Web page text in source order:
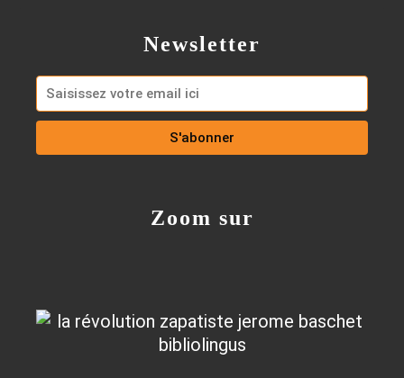
Newsletter
Zoom sur